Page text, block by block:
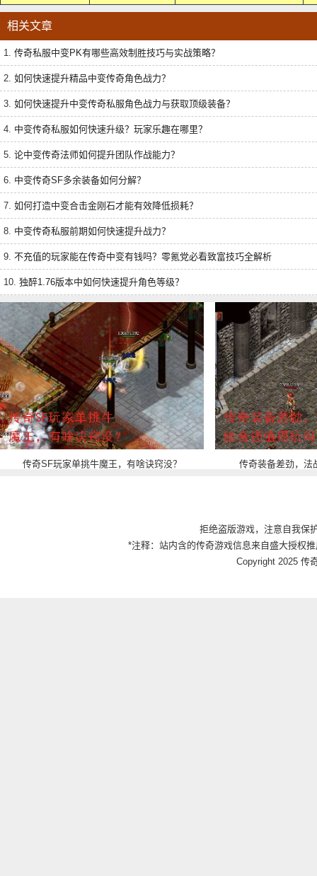
相关文章
1. 传奇私服中变PK有哪些高效制胜技巧与实战策略？
2. 如何快速提升精品中变传奇角色战力？
3. 如何快速提升中变传奇私服角色战力与获取顶级装备？
4. 中变传奇私服如何快速升级？玩家乐趣在哪里？
5. 论中变传奇法师如何提升团队作战能力？
6. 中变传奇SF多余装备如何分解？
7. 如何打造中变合击金刚石才能有效降低损耗？
8. 中变传奇私服前期如何快速提升战力？
9. 不充值的玩家能在传奇中变有钱吗？零氪党必看致富技巧全解析
10. 独醉1.76版本中如何快速提升角色等级？
传奇SF玩家单挑牛魔王，有啥诀窍没？ 传奇装备差劲，法
拒绝盗版游戏，注意自我保
*注释：站内含的传奇游戏信息来自盛大授权
Copyright 2025 传